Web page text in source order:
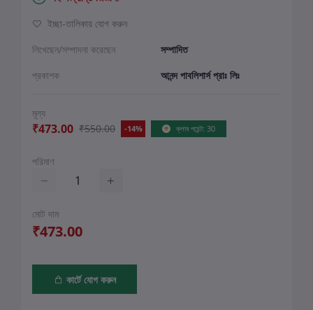
ইচ্ছা-তালিকায় যোগ করুন
লিখেছেন/সম্পাদনা করেছেন
সম্পাদিত
প্রকাশক
আনন্দ পাবলিশার্স প্রাঃ লিঃ
মূল্য
₹473.00 ₹550.00 -14% ক্লাব পয়েন্ট: 30
পরিমাণ
মোট দাম
₹473.00
কার্টে যোগ করুন